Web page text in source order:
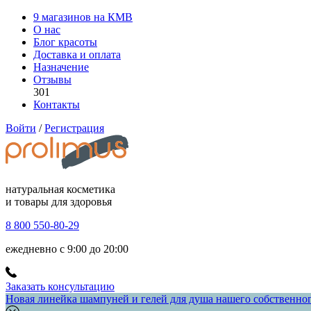
9 магазинов на КМВ
О нас
Блог красоты
Доставка и оплата
Назначение
Отзывы
301
Контакты
Войти / Регистрация
натуральная косметика
и товары для здоровья
8 800 550-80-29
ежедневно с 9:00 до 20:00
Заказать консультацию
Новая линейка шампуней и гелей для душа нашего